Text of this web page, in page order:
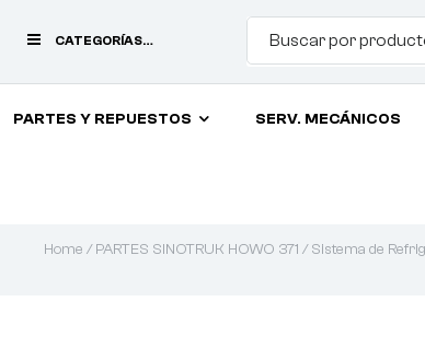
CATEGORÍAS
PARTES Y REPUESTOS SERV. MECÁNICOS
Home /PARTES SINOTRUK HOWO 371 /Sistema de